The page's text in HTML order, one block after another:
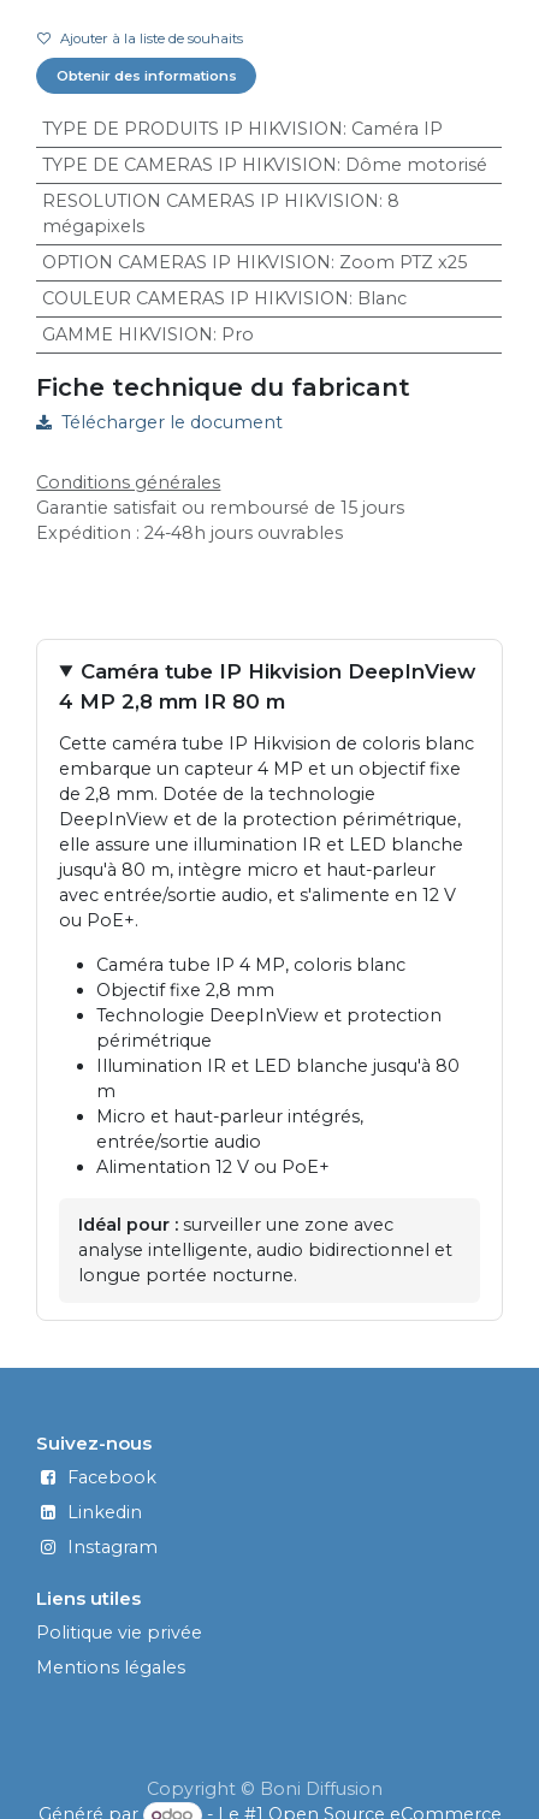
Ajouter à la liste de souhaits
Obtenir des informations
TYPE DE PRODUITS IP HIKVISION : Caméra IP
TYPE DE CAMERAS IP HIKVISION : Dôme motorisé
RESOLUTION CAMERAS IP HIKVISION : 8
mégapixels
OPTION CAMERAS IP HIKVISION : Zoom PTZ x25
COULEUR CAMERAS IP HIKVISION : Blanc
GAMME HIKVISION : Pro
Fiche technique du fabricant
Télécharger le document
Conditions générales
Garantie satisfait ou remboursé de 15 jours
Expédition : 24-48h jours ouvrables
Caméra tube IP Hikvision DeepInView
4 MP 2,8 mm IR 80 m
Cette caméra tube IP Hikvision de coloris blanc
embarque un capteur 4 MP et un objectif fixe
de 2,8 mm. Dotée de la technologie
DeepInView et de la protection périmétrique,
elle assure une illumination IR et LED blanche
jusqu'à 80 m, intègre micro et haut-parleur
avec entrée/sortie audio, et s'alimente en 12 V
ou PoE+.
Caméra tube IP 4 MP, coloris blanc
Objectif fixe 2,8 mm
Technologie DeepInView et protection
périmétrique
Illumination IR et LED blanche jusqu'à 80
m
Micro et haut-parleur intégrés,
entrée/sortie audio
Alimentation 12 V ou PoE+
Idéal pour : surveiller une zone avec
analyse intelligente, audio bidirectionnel et
longue portée nocturne.
Liens utiles
Politique vie privée
Mentions légales
Suivez-nous
Facebook
Linkedin
Instagram
Copyright © Boni Diffusion
Généré par
- Le #1 Open Source eCommerce